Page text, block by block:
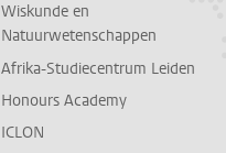
Wiskunde en
Natuurwetenschappen
Afrika-Studiecentrum Leiden
Honours Academy
ICLON